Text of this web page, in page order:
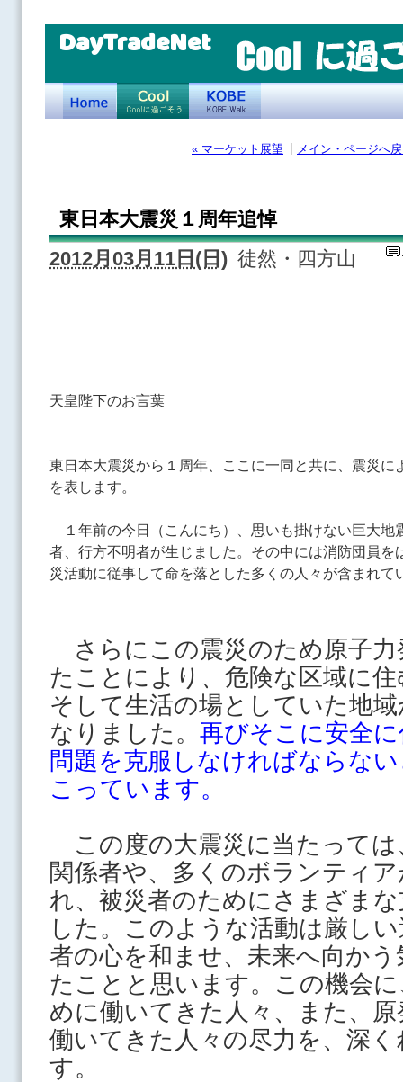
DayTradeNet
« マーケット展望 メイン・ページへ
東日本大震災１周年追悼
2012月03月11日(日) 徒然・四方山
天皇陛下のお言葉
東日本大震災から１周年、ここに一同と共に、震災
を表します。
１年前の今日（こんにち）、思いも掛けない巨大地
者、行方不明者が生じました。その中には消防団員
災活動に従事して命を落とした多くの人々が含まれ
さらにこの震災のため原子力
たことにより、危険な区域に
そして生活の場としていた地
なりました。 再びそこに安全
問題を克服しなければならな
こっています。
この度の大震災に当たっては
関係者や、多くのボランティ
れ、被災者のためにさまざま
した。このような活動は厳し
者の心を和ませ、未来へ向か
たことと思います。この機会
めに働いてきた人々、また、
働いてきた人々の尽力を、深
す。